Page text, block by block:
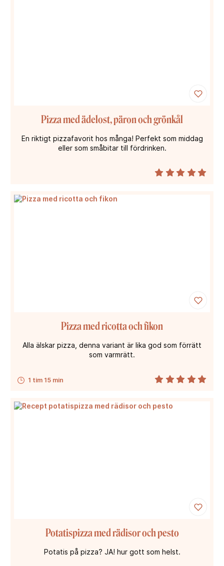
Pizza med ädelost, päron och grönkål
En riktigt pizzafavorit hos många! Perfekt som middag
eller som småbitar till fördrinken.
1 tim 15 min
Pizza med ricotta och fikon
Alla älskar pizza, denna variant är lika god som förrätt
som varmrätt.
Potatispizza med rädisor och pesto
Potatis på pizza? JA! hur gott som helst.